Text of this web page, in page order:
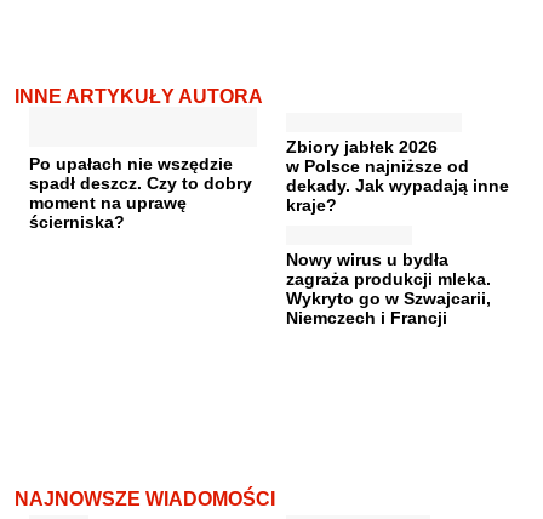
INNE ARTYKUŁY AUTORA
Po upałach nie wszędzie
spadł deszcz. Czy to dobry
moment na uprawę
ścierniska?
Zbiory jabłek 2026
w Polsce najniższe od
dekady. Jak wypadają inne
kraje?
Nowy wirus u bydła
zagraża produkcji mleka.
Wykryto go w Szwajcarii,
Niemczech i Francji
NAJNOWSZE WIADOMOŚCI